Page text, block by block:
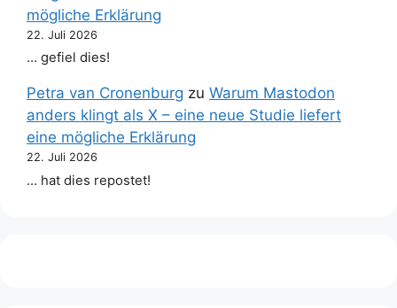
mögliche Erklärung
22. Juli 2026
… gefiel dies!
Petra van Cronenburg zu Warum Mastodon
anders klingt als X – eine neue Studie liefert
eine mögliche Erklärung
22. Juli 2026
… hat dies repostet!